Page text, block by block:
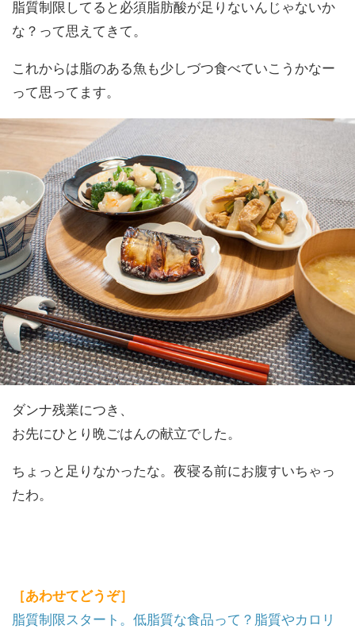
脂質制限してると必須脂肪酸が足りないんじゃないか
な？って思えてきて。
これからは脂のある魚も少しづつ食べていこうかなー
って思ってます。
ダンナ残業につき、
お先にひとり晩ごはんの献立でした。
ちょっと足りなかったな。夜寝る前にお腹すいちゃっ
たわ。
［あわせてどうぞ］
脂質制限スタート。低脂質な食品って？脂質やカロリ